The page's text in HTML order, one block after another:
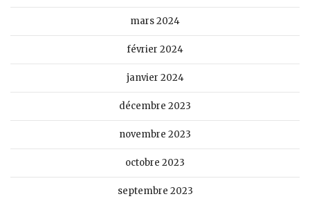
mars 2024
février 2024
janvier 2024
décembre 2023
novembre 2023
octobre 2023
septembre 2023